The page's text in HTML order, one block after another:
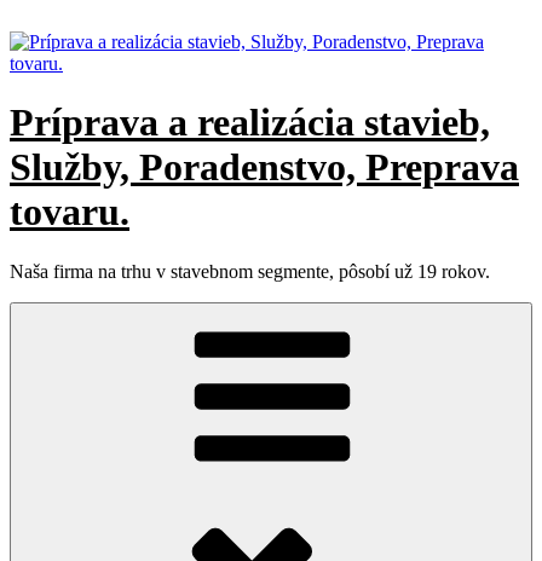
na
obsah
Príprava a realizácia stavieb,
Služby, Poradenstvo, Preprava
tovaru.
Naša firma na trhu v stavebnom segmente, pôsobí už 19 rokov.